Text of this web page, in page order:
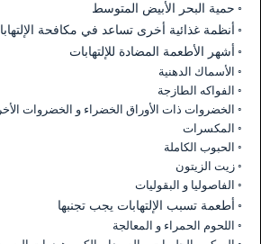
حمية البحر الأبيض المتوسط
أنظمة غذائية أخرى تساعد في مكافحة
أشهر الأطعمة المضادة للإلتهابات
الأسماك الدهنية
الفواكه الطازجة
الخضروات ذات الأوراق الخضراء و الخضروات
المكسرات
الحبوب الكاملة
زيت الزيتون
الفاصوليا و البقوليات
أطعمة تسبب الإلتهابات يجب تجنبها
اللحوم الحمراء و المعالجة